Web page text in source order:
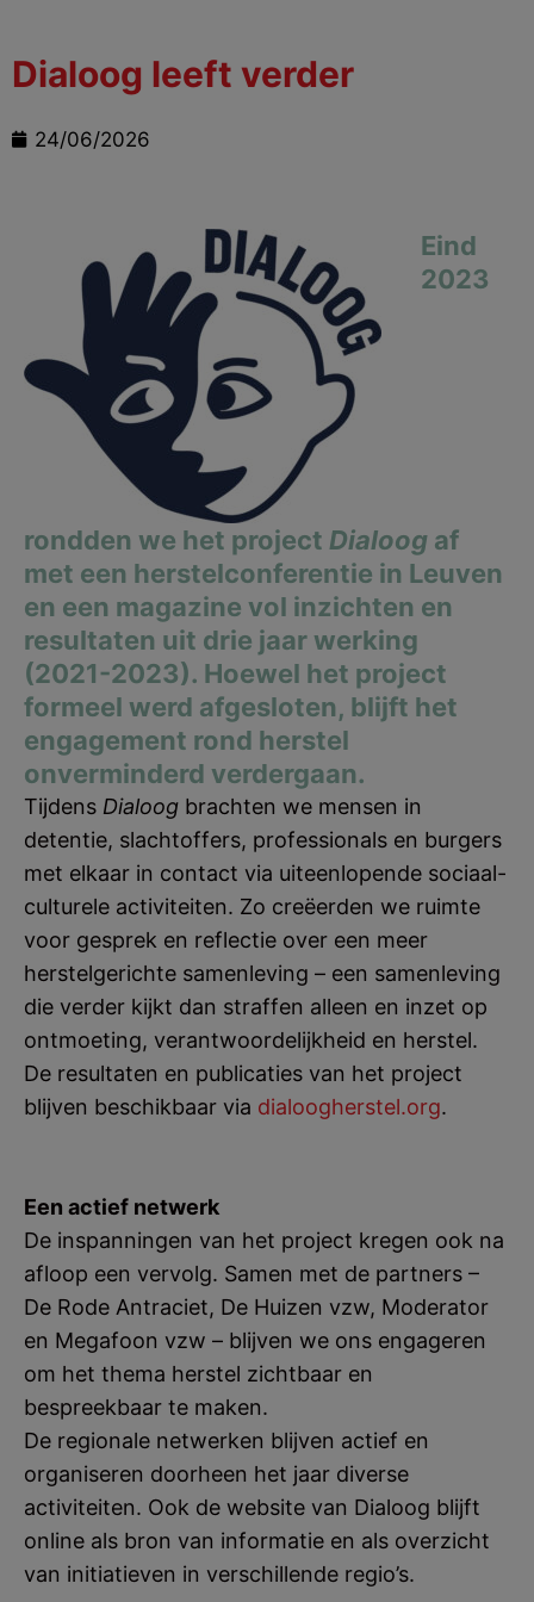
Dialoog leeft verder
24/06/2026
Eind
2023
rondden we het project Dialoog af
met een herstelconferentie in Leuven
en een magazine vol inzichten en
resultaten uit drie jaar werking
(2021-2023). Hoewel het project
formeel werd afgesloten, blijft het
engagement rond herstel
onverminderd verdergaan.
Tijdens Dialoog brachten we mensen in
detentie, slachtoffers, professionals en burgers
met elkaar in contact via uiteenlopende sociaal-
culturele activiteiten. Zo creëerden we ruimte
voor gesprek en reflectie over een meer
herstelgerichte samenleving – een samenleving
die verder kijkt dan straffen alleen en inzet op
ontmoeting, verantwoordelijkheid en herstel.
De resultaten en publicaties van het project
blijven beschikbaar via dialoogherstel.org.
Een actief netwerk
De inspanningen van het project kregen ook na
afloop een vervolg. Samen met de partners –
De Rode Antraciet, De Huizen vzw, Moderator
en Megafoon vzw – blijven we ons engageren
om het thema herstel zichtbaar en
bespreekbaar te maken.
De regionale netwerken blijven actief en
organiseren doorheen het jaar diverse
activiteiten. Ook de website van Dialoog blijft
online als bron van informatie en als overzicht
van initiatieven in verschillende regio’s.